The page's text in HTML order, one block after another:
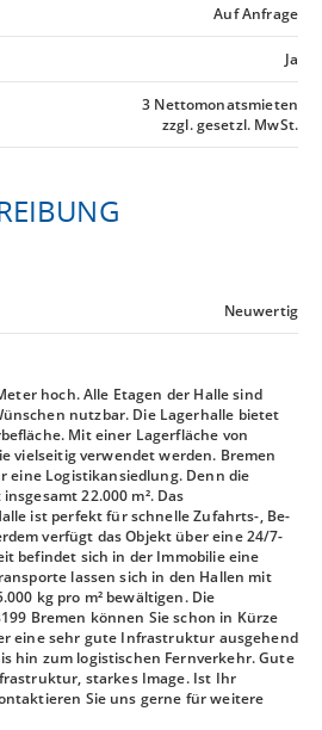
Auf Anfrage
Ja
3 Nettomonatsmieten
zzgl. gesetzl. MwSt.
Neuwertig
hoch. Alle Etagen der Halle sind
nutzbar. Die Lagerhalle bietet
Mit einer Lagerfläche von
vielseitig verwendet werden. Bremen
eine Logistikansiedlung. Denn die
22.000 m². Das
ist perfekt für schnelle Zufahrts-, Be-
verfügt das Objekt über eine 24/7-
befindet sich in der Immobilie eine
lassen sich in den Hallen mit
kg pro m² bewältigen. Die
Bremen können Sie schon in Kürze
eine sehr gute Infrastruktur ausgehend
hin zum logistischen Fernverkehr. Gute
starkes Image. Ist Ihr
Sie uns gerne für weitere